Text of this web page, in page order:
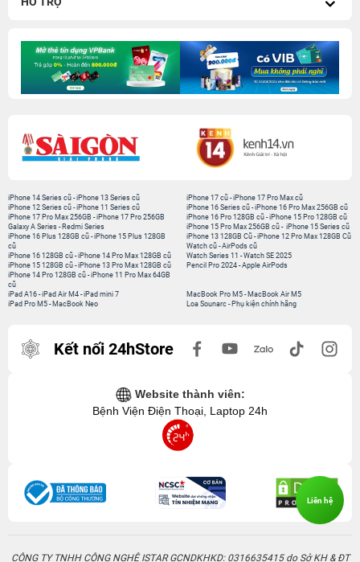
iPhone 14 Series cũ -iPhone 13 Series cũ
iPhone 12 Series cũ -iPhone 11 Series cũ
iPhone 17 Pro Max 256GB -iPhone 17 Pro 256GB
Galaxy A Series - Redmi Series
iPhone 17 cũ-iPhone 17 Pro Max cũ
iPhone 16 Series cũ- iPhone 16 Pro Max 256GB cũ
iPhone 16 Pro 128GB cũ-iPhone 15 Pro 128GB cũ
iPhone 15 Pro Max 256GB cũ- iPhone 15 Series cũ
iPhone 16 Plus 128GB cũ -iPhone 15 Plus 128GB
cũ
iPhone 16 128GB cũ -iPhone 14 Pro Max 128GB cũ
iPhone 15 128GB cũ -iPhone 13 Pro Max 128GB cũ
iPhone 14 Pro 128GB cũ -iPhone 11 Pro Max 64GB
cũ
iPhone 13 128GB Cũ-iPhone 12 Pro Max 128GB Cũ
Watch cũ-AirPods cũ
Watch Series 11 -Watch SE 2025
Pencil Pro 2024-Apple AirPods
iPad A16 -iPad Air M4 -iPad mini 7
iPad Pro M5 - MacBook Neo
MacBook Pro M5- MacBook Air M5
Loa Sounarc- Phụ kiện chính hãng
Kết nối 24hStore
Website thành viên:
Bệnh Viện Điện Thoại, Laptop 24h
CÔNG TY TNHH CÔNG NGHỆ ISTAR GCNDKHKD: 0316635415 do Sở KH & ĐT
Liên hệ